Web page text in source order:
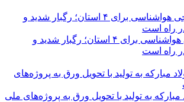
هشدار نارنجی هواشناسی برای ۴ استان؛ رگبار شدید و
راه است
به تولید با تحویل ورق به پروژه‌های ملی